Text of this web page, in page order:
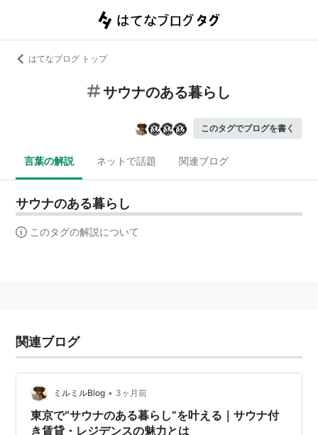
はてなブログ トップ
サウナのある暮らし
このタグでブログを書く
言葉の解説 ネットで話題 関連ブログ
サウナのある暮らし
このタグの解説について
関連ブログ
ミルミルBlog • 3ヶ月前
東京で“サウナのある暮らし”を叶える｜サウナ付
き賃貸・レジデンスの魅力とは